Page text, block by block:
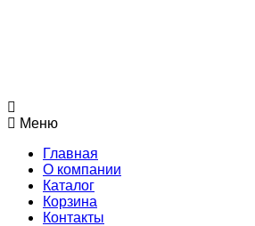
Меню
Главная
О компании
Каталог
Корзина
Контакты